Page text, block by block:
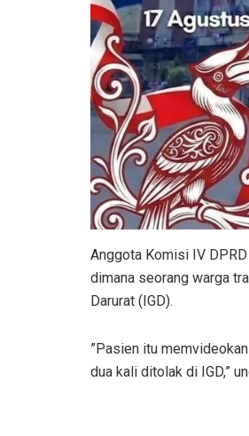
Anggota Komisi IV
dimana seorang warga
Darurat (IGD).
​”Pasien itu
dua kali ditolak di IGD,”